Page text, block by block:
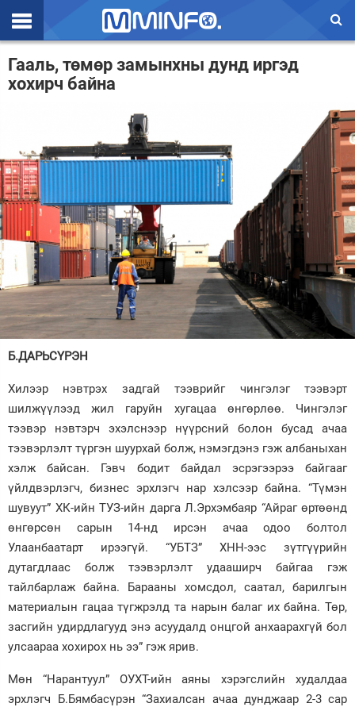
Эхлэл
Цаг агаар
Улс төр
Эдийн засаг
Үзэл бодол
Спорт
Нийгэм
Дэлхий
Энтертайнмэнт
Гааль, төмөр замынхны дунд иргэд
хохирч байна
Б.ДАРЬСҮРЭН
Хилээр нэвтрэх задгай тээврийг чингэлэг тээвэрт
шилжүүлээд жил гаруйн хугацаа өнгөрлөө. Чингэлэг
тээвэр нэвтэрч эхэлснээр нүүрсний болон бусад ачаа
тээвэрлэлт түргэн шуурхай болж, нэмэгдэнэ гэж албаныхан
хэлж байсан. Гэвч бодит байдал эсрэгээрээ байгааг
үйлдвэрлэгч, бизнес эрхлэгч нар хэлсээр байна. “Түмэн
шувуут” ХК-ийн ТУЗ-ийн дарга Л.Эрхэмбаяр “Айраг өртөөнд
өнгөрсөн сарын 14-нд ирсэн ачаа одоо болтол
Улаанбаатарт ирээгүй. “УБТЗ” ХНН-ээс зүтгүүрийн
дутагдлаас болж тээвэрлэлт удааширч байгаа гэж
тайлбарлаж байна. Барааны хомсдол, саатал, барилгын
материалын гацаа түгжрэлд та нарын балаг их байна. Төр,
засгийн удирдлагууд энэ асуудалд онцгой анхаарахгүй бол
улсаараа хохирох нь ээ” гэж ярив.
Мөн “Нарантуул” ОУХТ-ийн аяны хэрэгслийн худалдаа
эрхлэгч Б.Бямбасүрэн “Захиалсан ачаа дунджаар 2-3 сар